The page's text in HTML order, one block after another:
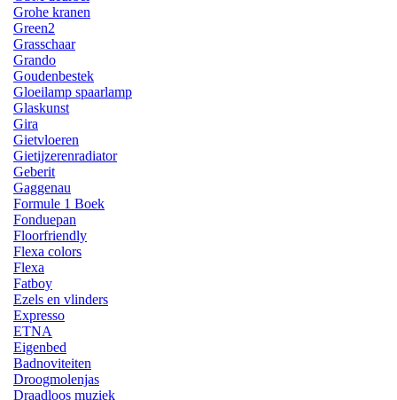
Grohe kranen
Green2
Grasschaar
Grando
Goudenbestek
Gloeilamp spaarlamp
Glaskunst
Gira
Gietvloeren
Gietijzerenradiator
Geberit
Gaggenau
Formule 1 Boek
Fonduepan
Floorfriendly
Flexa colors
Flexa
Fatboy
Ezels en vlinders
Expresso
ETNA
Eigenbed
Badnoviteiten
Droogmolenjas
Draadloos muziek